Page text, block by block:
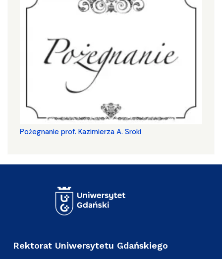
Pożegnanie prof. Kazimierza A. Sroki
Rektorat Uniwersytetu Gdańskiego